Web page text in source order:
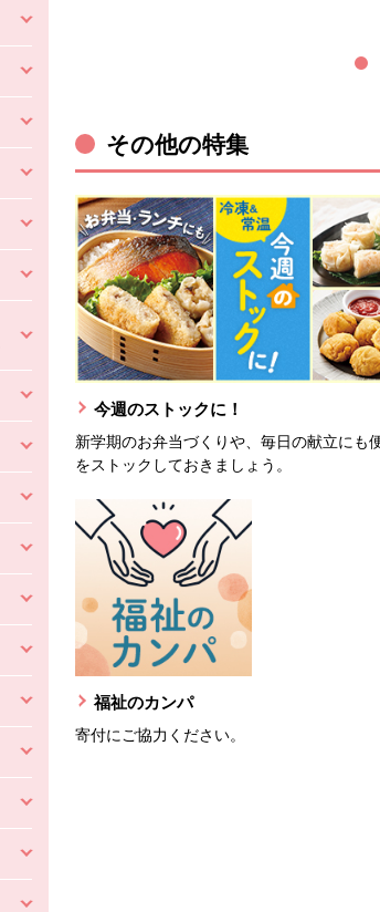
その他の特集
今週のストックに！
新学期のお弁当づくりや、毎日の献立にも
をストックしておきましょう。
福祉のカンパ
寄付にご協力ください。